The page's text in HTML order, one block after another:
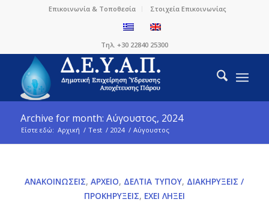
Επικοινωνία & Τοποθεσία Στοιχεία Επικοινωνίας
Τηλ. +30 22840 25300
Archive for month: Αύγουστος, 2024
Είστε εδώ: Αρχική / Test / 2024 / Αύγουστος
ΑΝΑΚΟΙΝΏΣΕΙΣ,ΑΡΧΕΊΟ, ΔΕΛΤΊΑ ΤΎΠΟΥ, ΔΙΑΚΗΡΎΞΕΙΣ /
ΠΡΟΚΗΡΎΞΕΙΣ, ΈΧΕΙ ΛΉΞΕΙ